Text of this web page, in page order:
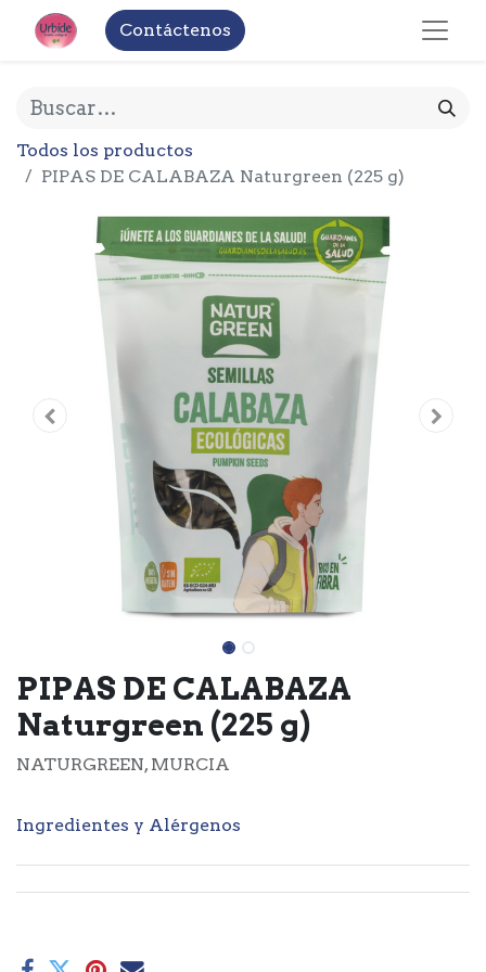
Contáctenos
Todos los productos
PIPAS DE CALABAZA Naturgreen (225 g)
PIPAS DE CALABAZA
Naturgreen (225 g)
NATURGREEN, MURCIA
Ingredientes y Alérgenos